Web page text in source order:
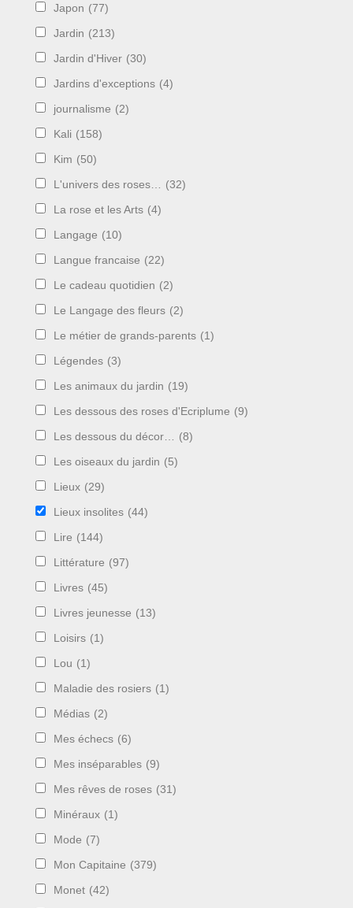
Japon (77)
Jardin (213)
Jardin d'Hiver (30)
Jardins d'exceptions (4)
journalisme (2)
Kali (158)
Kim (50)
L'univers des roses… (32)
La rose et les Arts (4)
Langage (10)
Langue francaise (22)
Le cadeau quotidien (2)
Le Langage des fleurs (2)
Le métier de grands-parents (1)
Légendes (3)
Les animaux du jardin (19)
Les dessous des roses d'Ecriplume (9)
Les dessous du décor… (8)
Les oiseaux du jardin (5)
Lieux (29)
Lieux insolites (44)
Lire (144)
Littérature (97)
Livres (45)
Livres jeunesse (13)
Loisirs (1)
Lou (1)
Maladie des rosiers (1)
Médias (2)
Mes échecs (6)
Mes inséparables (9)
Mes rêves de roses (31)
Minéraux (1)
Mode (7)
Mon Capitaine (379)
Monet (42)